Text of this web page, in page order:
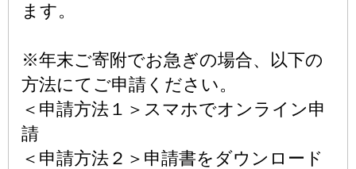
ます。
※年末ご寄附でお急ぎの場合、以下の
方法にてご申請ください。
＜申請方法１＞スマホでオンライン申
請
＜申請方法２＞申請書をダウンロード